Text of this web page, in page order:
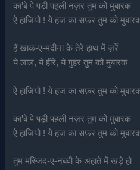
का’बे पे पड़ी पहली नज़र तुम को मुबारक
ऐ हाजियो ! ये हज का सफ़र तुम को
हैं ख़ाक-ए-मदीना के तेरे हाथ में ज़र्रे
ये लाल, ये हीरे, ये गुहर तुम को मुबारक
ऐ हाजियो ! ये हज का सफ़र तुम को
का’बे पे पड़ी पहली नज़र तुम को मुबारक
ऐ हाजियो ! ये हज का सफ़र तुम को
तुम मस्जिद-ए-नबवी के अहाते में खड़े हो